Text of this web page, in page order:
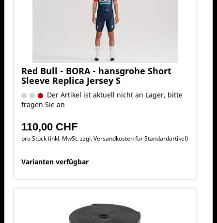
Red Bull - BORA - hansgrohe Short
Sleeve Replica Jersey S
Der Artikel ist aktuell nicht an Lager, bitte
fragen Sie an
110,00 CHF
pro Stück (inkl. MwSt. zzgl.Versandkosten für Standardartikel)
Varianten verfügbar